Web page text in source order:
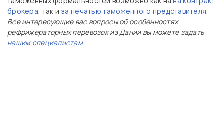
брокера, так и за печатью таможенного представителя.
Все интересующие вас вопросы об особенностях
рефрижераторных перевозок из Дании вы можете задать
нашим специалистам.